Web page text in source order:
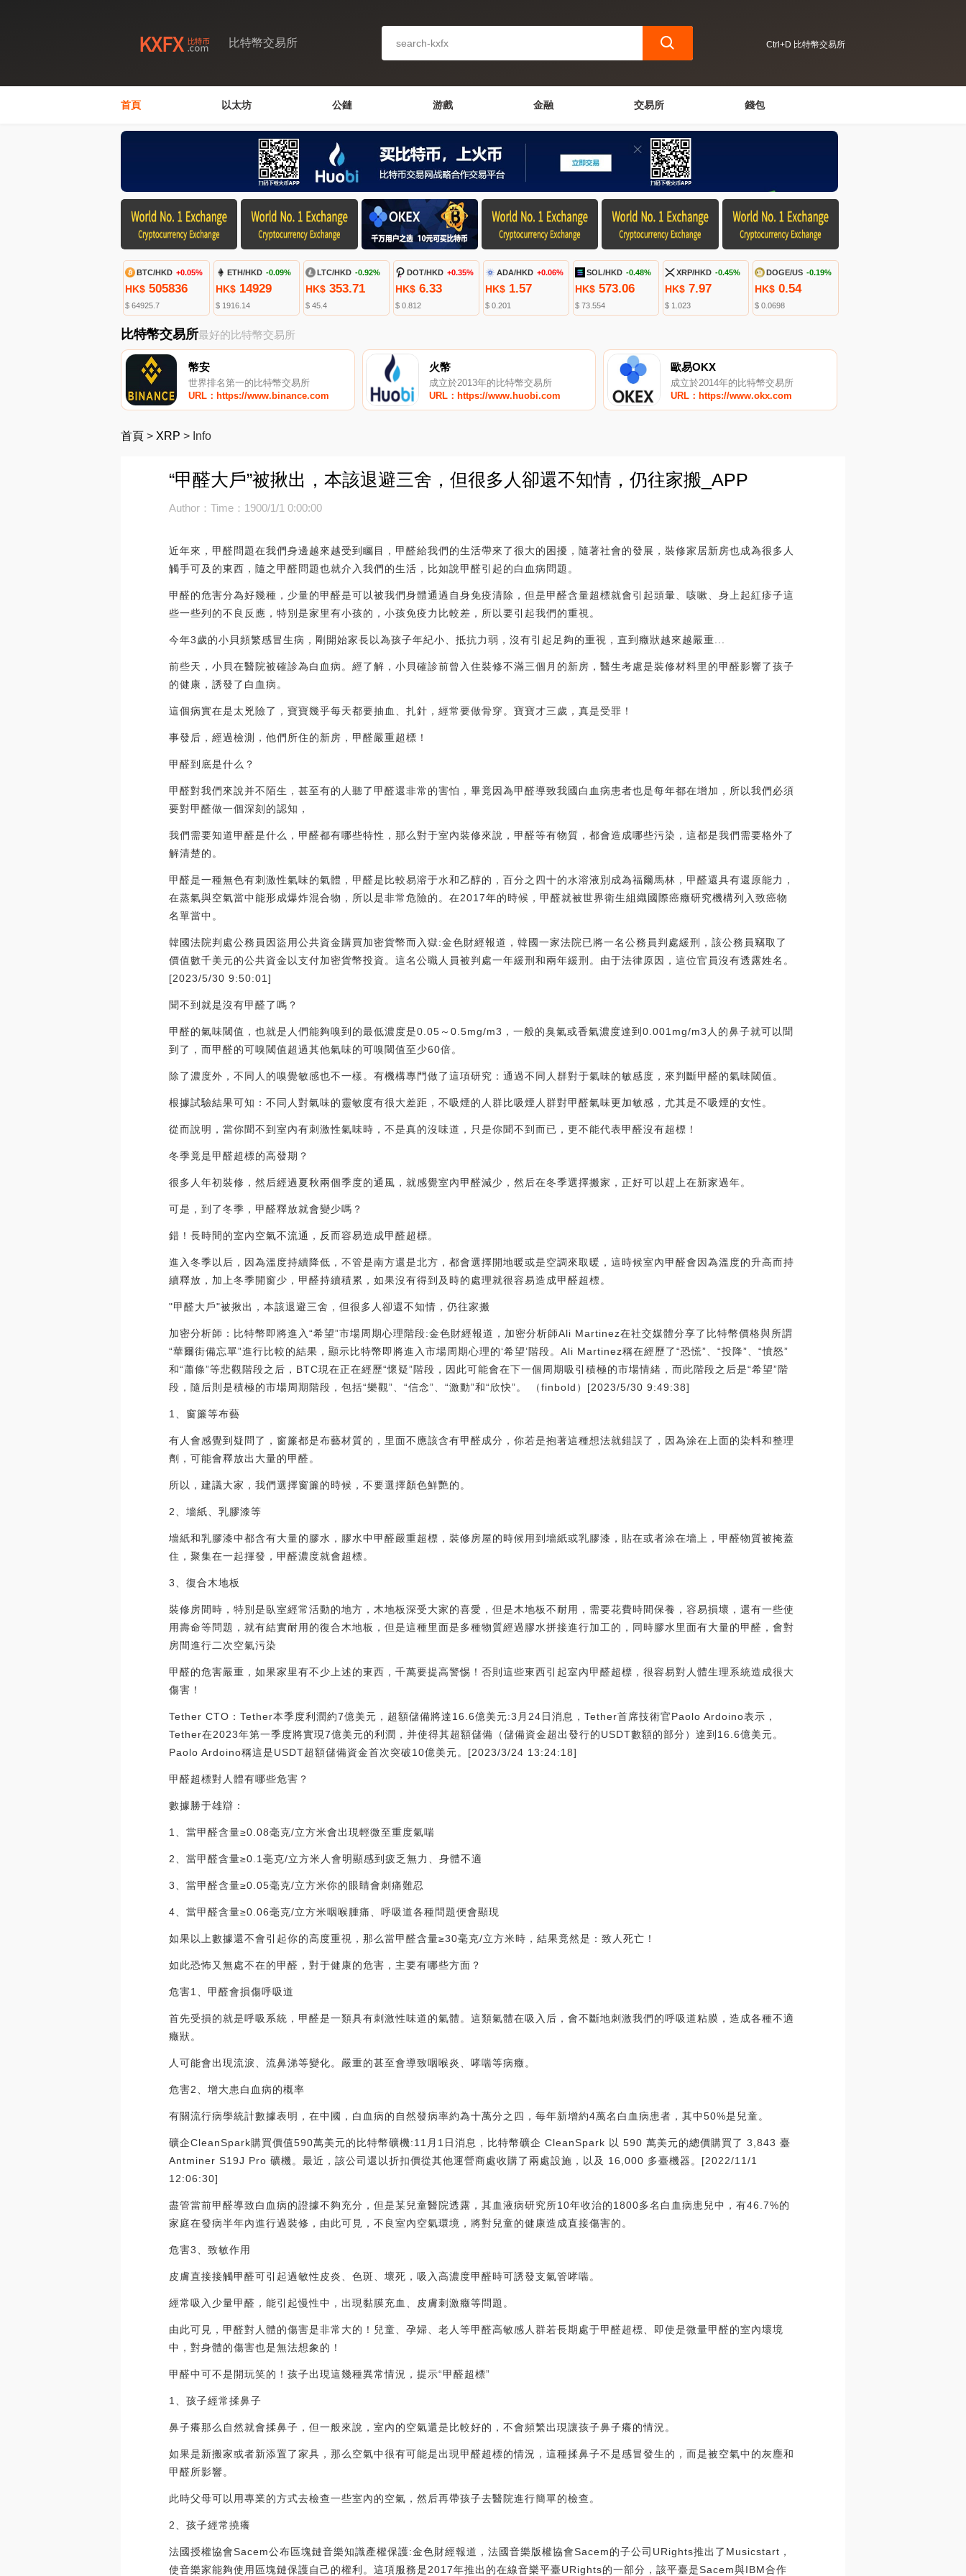
比特幣交易所 Ctrl+D 比特幣交易所
首頁 以太坊 公鏈 游戲 金融 交易所 錢包
BTC/HKD +0.05%
HK$ 505836
$ 64925.7
ETH/HKD -0.09%
HK$14929
$ 1916.14
LTC/HKD -0.92%
HK$353.71
$ 45.4
DOT/HKD +0.35%
HK$6.33
$ 0.812
ADA/HKD +0.06%
HK$1.57
$ 0.201
SOL/HKD -0.48%
HK$ 573.06
$ 73.554
XRP/HKD -0.45%
HK$ 7.97
$ 1.023
DOGE/US -0.19%
HK$ 0.54
$ 0.0698
比特幣交易所最好的比特幣交易所
幣安
世界排名第一的比特幣交易所
URL：https://www.binance.com
火幣
成立於2013年的比特幣交易所
URL：https://www.huobi.com
歐易OKX
成立於2014年的比特幣交易所
URL：https://www.okx.com
首頁 > XRP > Info
“甲醛大戶”被揪出，本該退避三舍，但很多人卻還不知情，仍往家搬_APP
Author：Time：1900/1/1 0:00:00
近年來，甲醛問題在我們身邊越來越受到矚目，甲醛給我們的生活帶來了很大的困擾，隨著社會的發展，裝修家居新房也成為很多人
觸手可及的東西，隨之甲醛問題也就介入我們的生活，比如說甲醛引起的白血病問題。
甲醛的危害分為好幾種，少量的甲醛是可以被我們身體通過自身免疫清除，但是甲醛含量超標就會引起頭暈、咳嗽、身上起紅疹子這
些一些列的不良反應，特別是家里有小孩的，小孩免疫力比較差，所以要引起我們的重視。
今年3歲的小貝頻繁感冒生病，剛開始家長以為孩子年紀小、抵抗力弱，沒有引起足夠的重視，直到癥狀越來越嚴重...
前些天，小貝在醫院被確診為白血病。經了解，小貝確診前曾入住裝修不滿三個月的新房，醫生考慮是裝修材料里的甲醛影響了孩子
的健康，誘發了白血病。
這個病實在是太兇險了，寶寶幾乎每天都要抽血、扎針，經常要做骨穿。寶寶才三歲，真是受罪！
事發后，經過檢測，他們所住的新房，甲醛嚴重超標！
甲醛到底是什么？
甲醛對我們來說并不陌生，甚至有的人聽了甲醛還非常的害怕，畢竟因為甲醛導致我國白血病患者也是每年都在增加，所以我們必須
要對甲醛做一個深刻的認知，
我們需要知道甲醛是什么，甲醛都有哪些特性，那么對于室內裝修來說，甲醛等有物質，都會造成哪些污染，這都是我們需要格外了
解清楚的。
甲醛是一種無色有刺激性氣味的氣體，甲醛是比較易溶于水和乙醇的，百分之四十的水溶液別成為福爾馬林，甲醛還具有還原能力，
在蒸氣與空氣當中能形成爆炸混合物，所以是非常危險的。在2017年的時候，甲醛就被世界衛生組織國際癌癥研究機構列入致癌物
名單當中。
韓國法院判處公務員因盜用公共資金購買加密貨幣而入獄:金色財經報道，韓國一家法院已將一名公務員判處緩刑，該公務員竊取了
價值數千美元的公共資金以支付加密貨幣投資。這名公職人員被判處一年緩刑和兩年緩刑。由于法律原因，這位官員沒有透露姓名。
[2023/5/30 9:50:01]
聞不到就是沒有甲醛了嗎？
甲醛的氣味閾值，也就是人們能夠嗅到的最低濃度是0.05～0.5mg/m3，一般的臭氣或香氣濃度達到0.001mg/m3人的鼻子就可以聞
到了，而甲醛的可嗅閾值超過其他氣味的可嗅閾值至少60倍。
除了濃度外，不同人的嗅覺敏感也不一樣。有機構專門做了這項研究：通過不同人群對于氣味的敏感度，來判斷甲醛的氣味閾值。
根據試驗結果可知：不同人對氣味的靈敏度有很大差距，不吸煙的人群比吸煙人群對甲醛氣味更加敏感，尤其是不吸煙的女性。
從而說明，當你聞不到室內有刺激性氣味時，不是真的沒味道，只是你聞不到而已，更不能代表甲醛沒有超標！
冬季竟是甲醛超標的高發期？
很多人年初裝修，然后經過夏秋兩個季度的通風，就感覺室內甲醛減少，然后在冬季選擇搬家，正好可以趕上在新家過年。
可是，到了冬季，甲醛釋放就會變少嗎？
錯！長時間的室內空氣不流通，反而容易造成甲醛超標。
進入冬季以后，因為溫度持續降低，不管是南方還是北方，都會選擇開地暖或是空調來取暖，這時候室內甲醛會因為溫度的升高而持
續釋放，加上冬季開窗少，甲醛持續積累，如果沒有得到及時的處理就很容易造成甲醛超標。
"甲醛大戶"被揪出，本該退避三舍，但很多人卻還不知情，仍往家搬
加密分析師：比特幣即將進入“希望”市場周期心理階段:金色財經報道，加密分析師Ali Martinez在社交媒體分享了比特幣價格與所謂
“華爾街備忘單”進行比較的結果，顯示比特幣即將進入市場周期心理的‘希望’階段。Ali Martinez稱在經歷了“恐慌”、“投降”、“憤怒”
和“蕭條”等悲觀階段之后，BTC現在正在經歷“懷疑”階段，因此可能會在下一個周期吸引積極的市場情緒，而此階段之后是“希望”階
段，隨后則是積極的市場周期階段，包括“樂觀”、“信念”、“激動”和“欣快”。 （finbold）[2023/5/30 9:49:38]
1、窗簾等布藝
有人會感覺到疑問了，窗簾都是布藝材質的，里面不應該含有甲醛成分，你若是抱著這種想法就錯誤了，因為涂在上面的染料和整理
劑，可能會釋放出大量的甲醛。
所以，建議大家，我們選擇窗簾的時候，不要選擇顏色鮮艷的。
2、墻紙、乳膠漆等
墻紙和乳膠漆中都含有大量的膠水，膠水中甲醛嚴重超標，裝修房屋的時候用到墻紙或乳膠漆，貼在或者涂在墻上，甲醛物質被掩蓋
住，聚集在一起揮發，甲醛濃度就會超標。
3、復合木地板
裝修房間時，特別是臥室經常活動的地方，木地板深受大家的喜愛，但是木地板不耐用，需要花費時間保養，容易損壞，還有一些使
用壽命等問題，就有結實耐用的復合木地板，但是這種里面是多種物質經過膠水拼接進行加工的，同時膠水里面有大量的甲醛，會對
房間進行二次空氣污染
甲醛的危害嚴重，如果家里有不少上述的東西，千萬要提高警惕！否則這些東西引起室內甲醛超標，很容易對人體生理系統造成很大
傷害！
Tether CTO：Tether本季度利潤約7億美元，超額儲備將達16.6億美元:3月24日消息，Tether首席技術官Paolo Ardoino表示，
Tether在2023年第一季度將實現7億美元的利潤，并使得其超額儲備（儲備資金超出發行的USDT數額的部分）達到16.6億美元。
Paolo Ardoino稱這是USDT超額儲備資金首次突破10億美元。[2023/3/24 13:24:18]
甲醛超標對人體有哪些危害？
數據勝于雄辯：
1、當甲醛含量≥0.08毫克/立方米會出現輕微至重度氣喘
2、當甲醛含量≥0.1毫克/立方米人會明顯感到疲乏無力、身體不適
3、當甲醛含量≥0.05毫克/立方米你的眼睛會刺痛難忍
4、當甲醛含量≥0.06毫克/立方米咽喉腫痛、呼吸道各種問題便會顯現
如果以上數據還不會引起你的高度重視，那么當甲醛含量≥30毫克/立方米時，結果竟然是：致人死亡！
如此恐怖又無處不在的甲醛，對于健康的危害，主要有哪些方面？
危害1、甲醛會損傷呼吸道
首先受損的就是呼吸系統，甲醛是一類具有刺激性味道的氣體。這類氣體在吸入后，會不斷地刺激我們的呼吸道粘膜，造成各種不適
癥狀。
人可能會出現流淚、流鼻涕等變化。嚴重的甚至會導致咽喉炎、哮喘等病癥。
危害2、增大患白血病的概率
有關流行病學統計數據表明，在中國，白血病的自然發病率約為十萬分之四，每年新增約4萬名白血病患者，其中50%是兒童。
礦企CleanSpark購買價值590萬美元的比特幣礦機:11月1日消息，比特幣礦企 CleanSpark 以 590 萬美元的總價購買了 3,843 臺
Antminer S19J Pro 礦機。最近，該公司還以折扣價從其他運營商處收購了兩處設施，以及 16,000 多臺機器。[2022/11/1
12:06:30]
盡管當前甲醛導致白血病的證據不夠充分，但是某兒童醫院透露，其血液病研究所10年收治的1800多名白血病患兒中，有46.7%的
家庭在發病半年內進行過裝修，由此可見，不良室內空氣環境，將對兒童的健康造成直接傷害的。
危害3、致敏作用
皮膚直接接觸甲醛可引起過敏性皮炎、色斑、壞死，吸入高濃度甲醛時可誘發支氣管哮喘。
經常吸入少量甲醛，能引起慢性中，出現黏膜充血、皮膚刺激癥等問題。
由此可見，甲醛對人體的傷害是非常大的！兒童、孕婦、老人等甲醛高敏感人群若長期處于甲醛超標、即使是微量甲醛的室內壞境
中，對身體的傷害也是無法想象的！
甲醛中可不是開玩笑的！孩子出現這幾種異常情況，提示“甲醛超標”
1、孩子經常揉鼻子
鼻子癢那么自然就會揉鼻子，但一般來說，室內的空氣還是比較好的，不會頻繁出現讓孩子鼻子癢的情況。
如果是新搬家或者新添置了家具，那么空氣中很有可能是出現甲醛超標的情況，這種揉鼻子不是感冒發生的，而是被空氣中的灰塵和
甲醛所影響。
此時父母可以用專業的方式去檢查一些室內的空氣，然后再帶孩子去醫院進行簡單的檢查。
2、孩子經常撓癢
法國授權協會Sacem公布區塊鏈音樂知識產權保護:金色財經報道，法國音樂版權協會Sacem的子公司URights推出了Musicstart，
使音樂家能夠使用區塊鏈保護自己的權利。這項服務是2017年推出的在線音樂平臺URights的一部分，該平臺是Sacem與IBM合作